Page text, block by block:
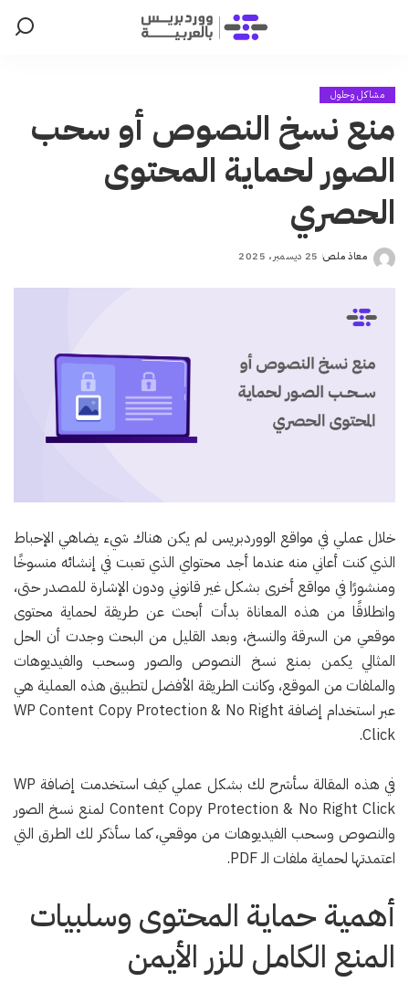
مشاكل وحلول
منع نسخ النصوص أو سحب
الصور لحماية المحتوى
الحصري
Posted
معاذ ملص 25 ديسمبر، 2025
خلال عملي في مواقع الووردبريس لم يكن هناك شيء يضاهي الإحباط
الذي كنت أعاني منه عندما أجد محتواي الذي تعبت في إنشائه منسوخًا
ومنشورًا في مواقع أخرى بشكل غير قانوني ودون الإشارة للمصدر حتى،
وانطلاقًا من هذه المعاناة بدأت أبحث عن طريقة لحماية محتوى
موقعي من السرقة والنسخ، وبعد القليل من البحث وجدت أن الحل
المثالي يكمن بمنع نسخ النصوص والصور وسحب والفيديوهات
والملفات من الموقع، وكانت الطريقة الأفضل لتطبيق هذه العملية هي
عبر استخدام إضافة WP Content Copy Protection & No Right
Click.
في هذه المقالة سأشرح لك بشكل عملي كيف استخدمت إضافة WP
Content Copy Protection & No Right Click لمنع نسخ الصور
والنصوص وسحب الفيديوهات من موقعي، كما سأذكر لك الطرق التي
اعتمدتها لحماية ملفات الـ PDF.
أهمية حماية المحتوى وسلبيات
المنع الكامل للزر الأيمن